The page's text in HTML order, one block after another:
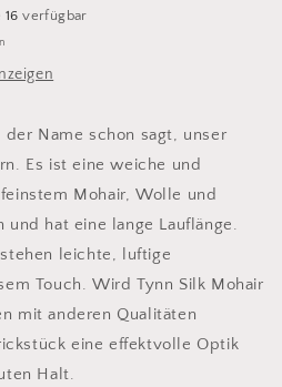
16 verfügbar
Name schon sagt, unser
Es ist eine weiche und
Mohair, Wolle und
und hat eine lange Lauflänge.
leichte, luftige
Touch. Wird Tynn Silk Mohair
mit anderen Qualitäten
eine effektvolle Optik
Halt.